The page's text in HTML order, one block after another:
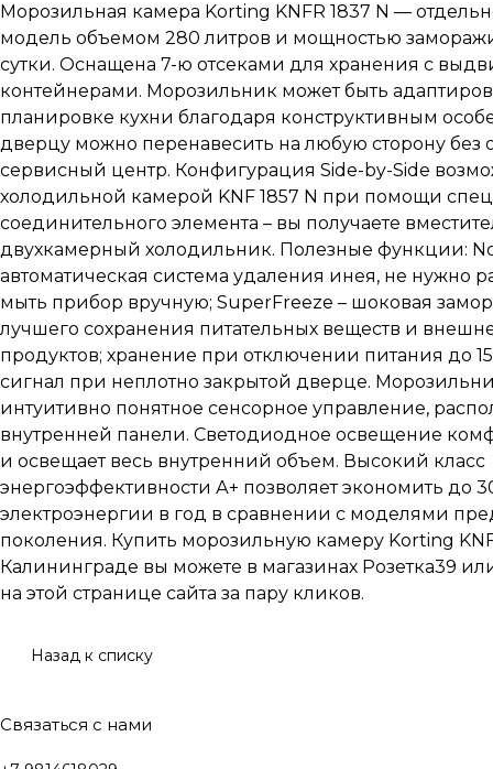
Морозильная камера Korting KNFR 1837 N —
модель объемом 280 литров и мощностью
сутки. Оснащена 7-ю отсеками для хранения с
контейнерами. Морозильник может быть
планировке кухни благодаря конструктивным
дверцу можно перенавесить на любую сторону без
сервисный центр. Конфигурация Side-by-Side
холодильной камерой KNF 1857 N при помощи
соединительного элемента – вы получаете
двухкамерный холодильник. Полезные функции:
автоматическая система удаления инея, не нужно
мыть прибор вручную; SuperFreeze – шоковая
лучшего сохранения питательных веществ и
продуктов; хранение при отключении питания до
сигнал при неплотно закрытой дверце.
интуитивно понятное сенсорное управление,
внутренней панели. Светодиодное освещение
и освещает весь внутренний объем. Высокий класс
энергоэффективности А+ позволяет экономить до
электроэнергии в год в сравнении с моделями
поколения. Купить морозильную камеру Korting
Калининграде вы можете в магазинах Розетка39
на этой странице сайта за пару кликов.
Назад к списку
Связаться с нами